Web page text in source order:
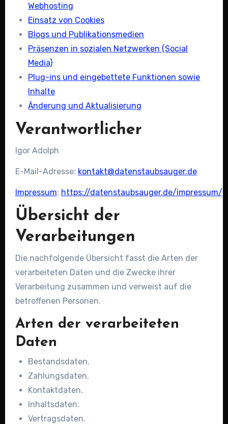
Webhosting
Einsatz von Cookies
Blogs und Publikationsmedien
Präsenzen in sozialen Netzwerken (Social
Media)
Plug-ins und eingebettete Funktionen sowie
Inhalte
Änderung und Aktualisierung
Verantwortlicher
Igor Adolph
E-Mail-Adresse: kontakt@datenstaubsauger.de
Impressum: https://datenstaubsauger.de/impressum/
Übersicht der
Verarbeitungen
Die nachfolgende Übersicht fasst die Arten der
verarbeiteten Daten und die Zwecke ihrer
Verarbeitung zusammen und verweist auf die
betroffenen Personen.
Arten der verarbeiteten
Daten
Bestandsdaten.
Zahlungsdaten.
Kontaktdaten.
Inhaltsdaten.
Vertragsdaten.